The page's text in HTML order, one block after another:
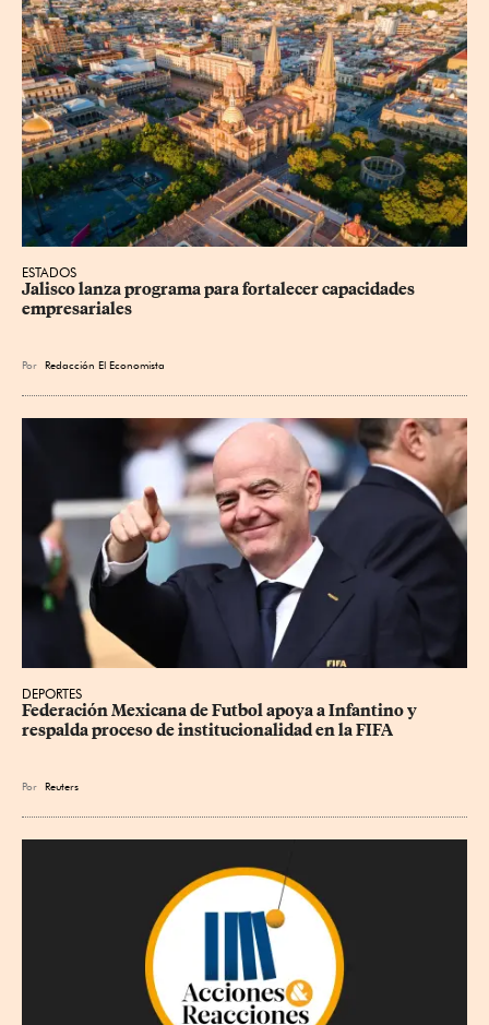
ESTADOS
Jalisco lanza programa para fortalecer capacidades
empresariales
Por Redacción El Economista
DEPORTES
Federación Mexicana de Futbol apoya a Infantino y
respalda proceso de institucionalidad en la FIFA
Por Reuters